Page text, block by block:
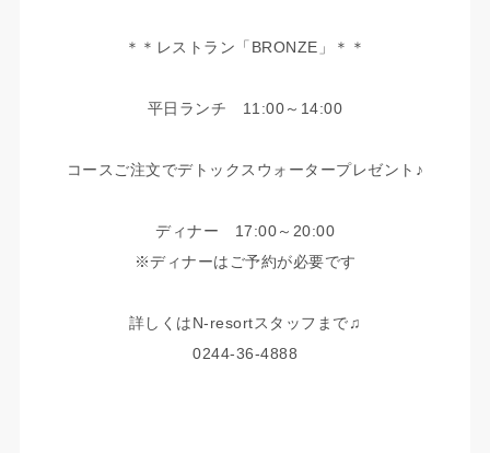
＊＊レストラン「BRONZE」＊＊
平日ランチ 11:00～14:00
コースご注文でデトックスウォータープレゼント♪
ディナー 17:00～20:00
※ディナーはご予約が必要です
詳しくはN-resortスタッフまで♫
0244-36-4888